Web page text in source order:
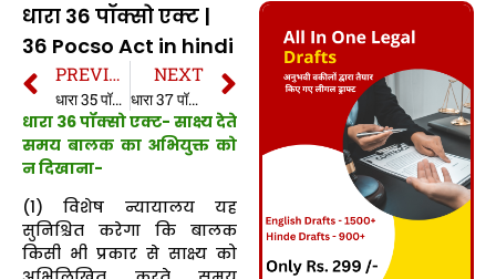
धारा 36 पॉक्सो एक्ट |
36 Pocso Act in hindi
PREVIOUS
धारा 35 पॉक्सो एक्ट | 35 Pocso Act in hindi
NEXT
धारा 37 पॉक्सो एक्ट | 37 Pocso Act in hindi
धारा 36 पॉक्सो एक्ट- साक्ष्य देते
समय बालक का अभियुक्त को
न दिखाना-
(1) विशेष न्यायालय यह
सुनिश्चित करेगा कि बालक
किसी भी प्रकार से साक्ष्य को